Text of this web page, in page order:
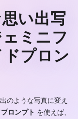
い出写
ミニフ
プロン
のような写真に変え
ロンプト を使えば、